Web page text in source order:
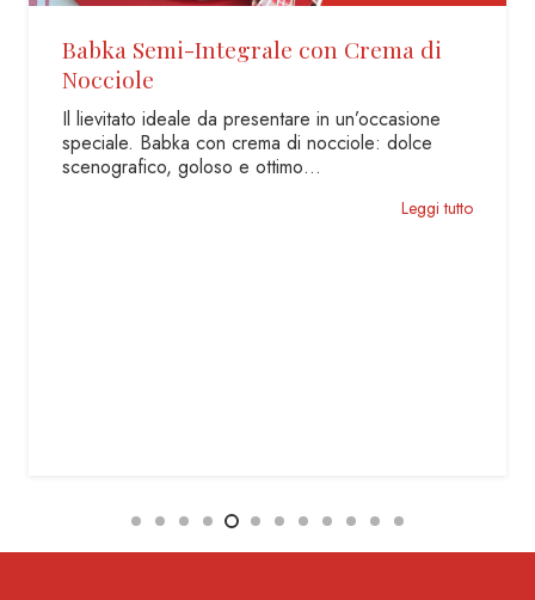
Integrale con Crema di
da presentare in un’occasione
con crema di nocciole: dolce
goloso e ottimo…
Plumcake
Ricetta per
burro Un